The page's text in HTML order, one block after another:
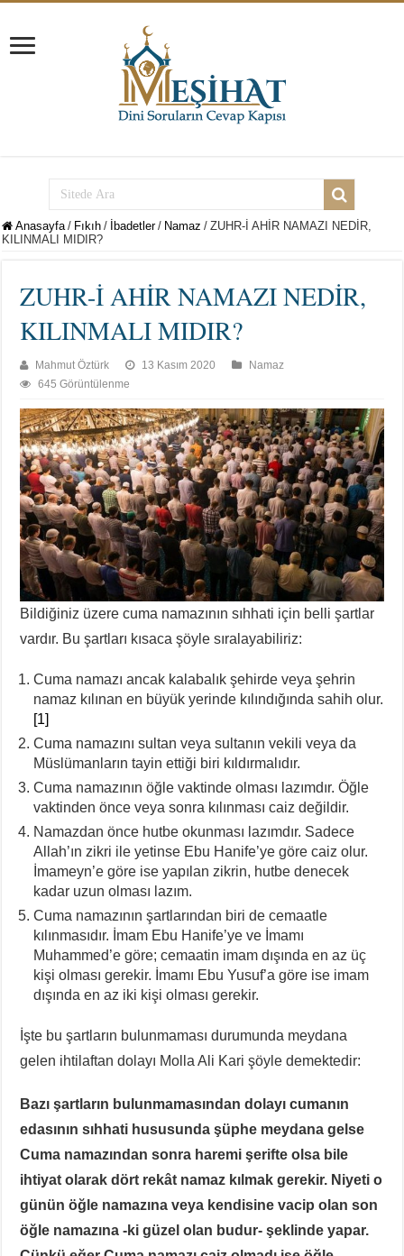
Anasayfa / Fıkıh / İbadetler / Namaz / ZUHR-İ AHİR NAMAZI NEDİR,
KILINMALI MIDIR?
ZUHR-İ AHİR NAMAZI NEDİR,
KILINMALI MIDIR?
Mahmut Öztürk 13 Kasım 2020
Namaz
645 Görüntülenme
Bildiğiniz üzere cuma namazının sıhhati için belli şartlar
vardır. Bu şartları kısaca şöyle sıralayabiliriz:
Cuma namazı ancak kalabalık şehirde veya şehrin
namaz kılınan en büyük yerinde kılındığında sahih olur.
[1]
Cuma namazını sultan veya sultanın vekili veya da
Müslümanların tayin ettiği biri kıldırmalıdır.
Cuma namazının öğle vaktinde olması lazımdır. Öğle
vaktinden önce veya sonra kılınması caiz değildir.
Namazdan önce hutbe okunması lazımdır. Sadece
Allah’ın zikri ile yetinse Ebu Hanife’ye göre caiz olur.
İmameyn’e göre ise yapılan zikrin, hutbe denecek
kadar uzun olması lazım.
Cuma namazının şartlarından biri de cemaatle
kılınmasıdır. İmam Ebu Hanife’ye ve İmamı
Muhammed’e göre; cemaatin imam dışında en az üç
kişi olması gerekir. İmamı Ebu Yusuf’a göre ise imam
dışında en az iki kişi olması gerekir.
İşte bu şartların bulunmaması durumunda meydana
gelen ihtilaftan dolayı Molla Ali Kari şöyle demektedir:
Bazı şartların bulunmamasından dolayı cumanın
edasının sıhhati hususunda şüphe meydana gelse
Cuma namazından sonra haremi şerifte olsa bile
ihtiyat olarak dört rekât namaz kılmak gerekir. Niyeti o
günün öğle namazına veya kendisine vacip olan son
öğle namazına -ki güzel olan budur- şeklinde yapar.